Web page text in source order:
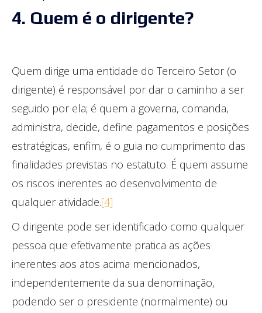
4. Quem é o dirigente?
Quem dirige uma entidade do Terceiro Setor (o
dirigente) é responsável por dar o caminho a ser
seguido por ela; é quem a governa, comanda,
administra, decide, define pagamentos e posições
estratégicas, enfim, é o guia no cumprimento das
finalidades previstas no estatuto. É quem assume
os riscos inerentes ao desenvolvimento de
qualquer atividade.[4]
O dirigente pode ser identificado como qualquer
pessoa que efetivamente pratica as ações
inerentes aos atos acima mencionados,
independentemente da sua denominação,
podendo ser o presidente (normalmente) ou